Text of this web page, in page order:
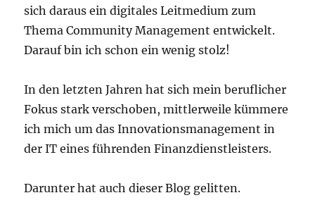
sich daraus ein digitales Leitmedium zum
Thema Community Management entwickelt.
Darauf bin ich schon ein wenig stolz!
In den letzten Jahren hat sich mein beruflicher
Fokus stark verschoben, mittlerweile kümmere
ich mich um das Innovationsmanagement in
der IT eines führenden Finanzdienstleisters.
Darunter hat auch dieser Blog gelitten.